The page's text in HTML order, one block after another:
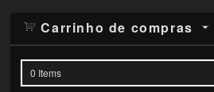
Carrinho de compras
0 Items